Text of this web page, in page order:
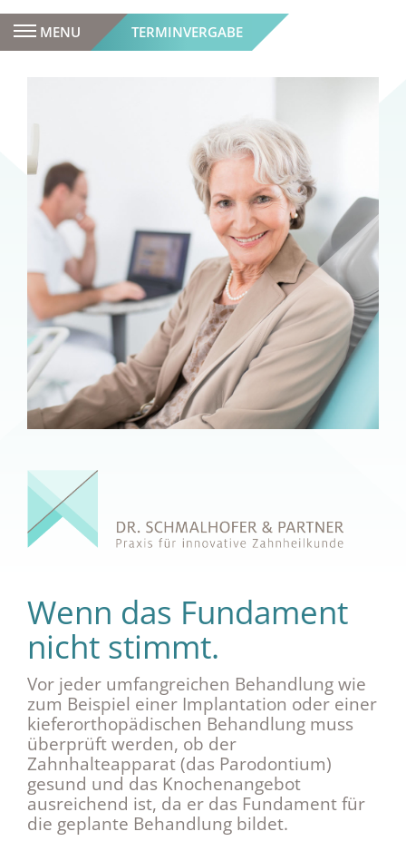
MENU TERMINVERGABE
Wenn das Fundament
nicht stimmt.
Vor jeder umfangreichen Behandlung wie
zum Beispiel einer Implantation oder einer
kieferorthopädischen Behandlung muss
überprüft werden, ob der
Zahnhalteapparat (das Parodontium)
gesund und das Knochenangebot
ausreichend ist, da er das Fundament für
die geplante Behandlung bildet.